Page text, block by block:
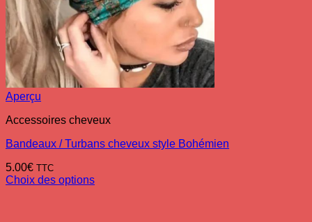
Aperçu
Accessoires cheveux
Bandeaux / Turbans cheveux style Bohémien
5.00€ TTC
Choix des options